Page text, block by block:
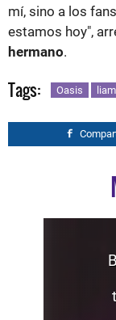
mí, sino a los
estamos hoy",
hermano.
Tags: Oasis